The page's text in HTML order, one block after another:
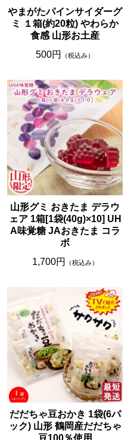
やまがたパインサイダーグ
ミ １箱(約20粒) やわらか
食感 山形お土産
500円
（税込み）
山形グミ おきたま デラウ
ェア 1箱[1袋(40g)×10] UH
A味覚糖 JAおきたま コラ
ボ
1,700円
（税込み）
だだちゃ豆おかき 1袋(6パ
ック) 山形 鶴岡産だだちゃ
豆100％使用